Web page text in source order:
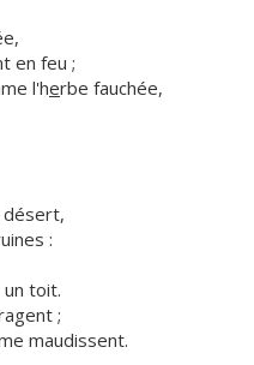
en feu ;
l'herbe fauchée,
désert,
:
toit.
;
maudissent.